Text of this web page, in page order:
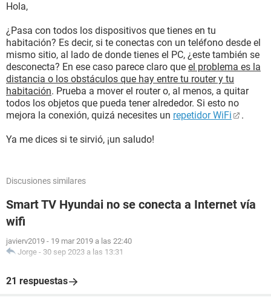
Hola,
¿Pasa con todos los dispositivos que tienes en tu
habitación? Es decir, si te conectas con un teléfono desde el
mismo sitio, al lado de donde tienes el PC, ¿este también se
desconecta? En ese caso parece claro que el problema es la
distancia o los obstáculos que hay entre tu router y tu
habitación. Prueba a mover el router o, al menos, a quitar
todos los objetos que pueda tener alrededor. Si esto no
mejora la conexión, quizá necesites un repetidor WiFi .
Ya me dices si te sirvió, ¡un saludo!
Discusiones similares
Smart TV Hyundai no se conecta a Internet vía
wifi
javierv2019 - 19 mar 2019 a las 22:40
Jorge - 30 sep 2023 a las 13:31
21 respuestas